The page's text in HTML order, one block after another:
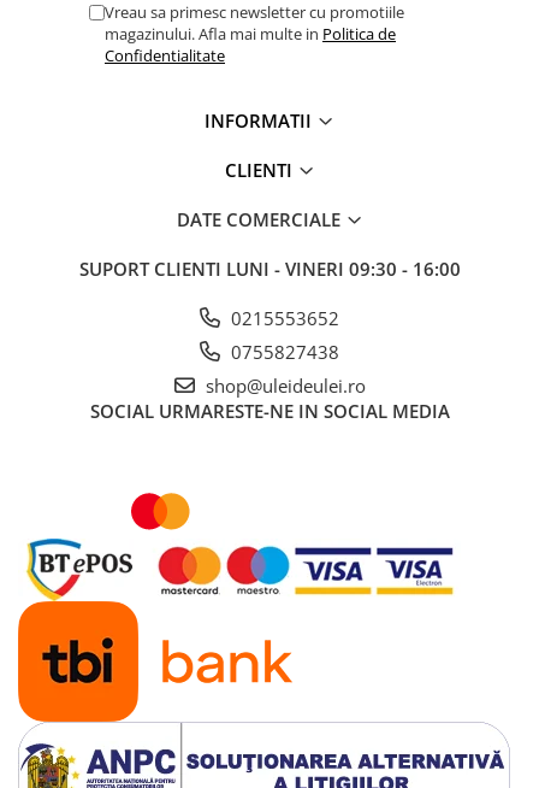
■ Ulei motor LIQUI MOLY
■ Ulei motor CASTROL
■ Ulei motor VALVOLINE
■ Ulei motor ROWE
■ Ulei motor ARAL
■ Ulei motor MANNOL
■ Ulei motor KROON
■ Ulei motor KROSS
■ Ulei motor SELENIA
■ Ulei motor CYCLON
■ Ulei motor OEM
Ulei motor DACIA
Ulei motor RENAULT
Vreau sa primesc newsletter cu promotiile
magazinului. Afla mai multe in Politica de
Confidentialitate
INFORMATII
CLIENTI
DATE COMERCIALE
SUPORT CLIENTI LUNI - VINERI 09:30 - 16:00
0215553652
0755827438
shop@uleideulei.ro
SOCIAL URMARESTE-NE IN SOCIAL MEDIA